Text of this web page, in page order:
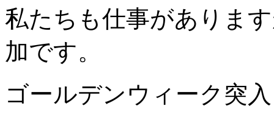
私たちも仕事がありま
加です。
ゴールデンウィーク突